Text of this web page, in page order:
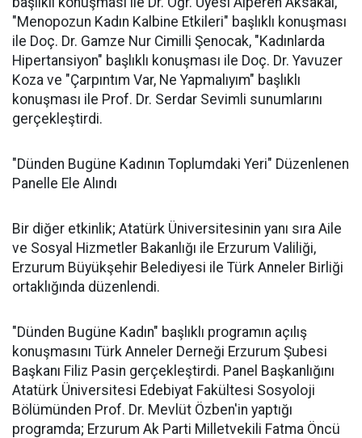
"Menopozun Kadın Kalbine Etkileri" başlıklı konuşması
ile Doç. Dr. Gamze Nur Cimilli Şenocak, "Kadınlarda
Hipertansiyon" başlıklı konuşması ile Doç. Dr. Yavuzer
Koza ve "Çarpıntım Var, Ne Yapmalıyım" başlıklı
konuşması ile Prof. Dr. Serdar Sevimli sunumlarını
gerçekleştirdi.
"Dünden Bugüne Kadının Toplumdaki Yeri" Düzenlenen
Panelle Ele Alındı
Bir diğer etkinlik; Atatürk Üniversitesinin yanı sıra Aile
ve Sosyal Hizmetler Bakanlığı ile Erzurum Valiliği,
Erzurum Büyükşehir Belediyesi ile Türk Anneler Birliği
ortaklığında düzenlendi.
"Dünden Bugüne Kadın" başlıklı programın açılış
konuşmasını Türk Anneler Derneği Erzurum Şubesi
Başkanı Filiz Pasin gerçekleştirdi. Panel Başkanlığını
Atatürk Üniversitesi Edebiyat Fakültesi Sosyoloji
Bölümünden Prof. Dr. Mevlüt Özben'in yaptığı
programda; Erzurum Ak Parti Milletvekili Fatma Öncü